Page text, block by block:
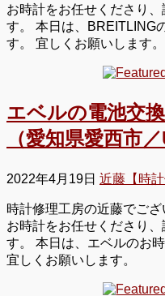
お時計をお任せくださり
す。 本日は、BREITLING
す。 宜しくお願いします。
エベルの電池交
（愛知県愛西市／
2022年4月19日 近藤【時計
時計修理工房の近藤でご
お時計をお任せくださり
す。 本日は、エベルのお
宜しくお願いします。